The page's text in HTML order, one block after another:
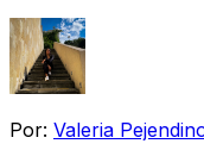
Por: Valeria